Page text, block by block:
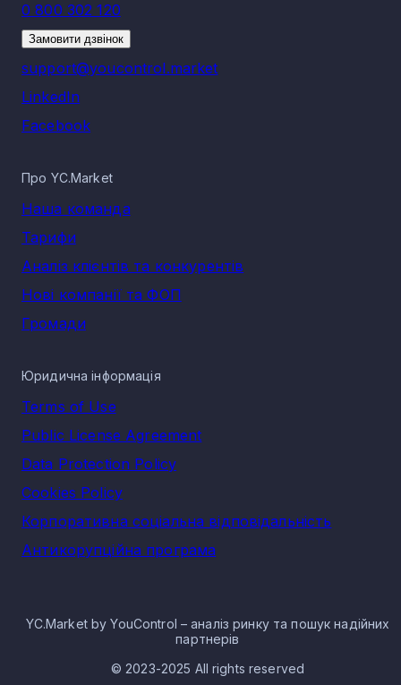
0 800 302 120
Замовити дзвінок
support@youcontrol.market
LinkedIn
Facebook
Про YC.Market
Наша команда
Тарифи
Аналіз клієнтів та конкурентів
Нові компанії та ФОП
Громади
Юридична інформація
Terms of Use
Public License Agreement
Data Protection Policy
Cookies Policy
Корпоративна соціальна відповідальність
Антикорупційна програма
YC.Market by YouControl – аналіз ринку та пошук надійних
партнерів
© 2023-2025 All rights reserved